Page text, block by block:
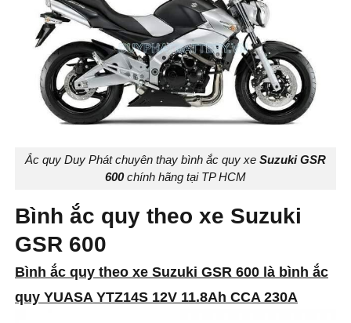
Ắc quy Duy Phát chuyên thay bình ắc quy xe Suzuki GSR
600chính hãng tại TP HCM
Bình ắc quy theo xe Suzuki
GSR 600
Bình ắc quy theo xe Suzuki GSR 600 là bình ắc
quy YUASA YTZ14S 12V 11.8Ah CCA 230A